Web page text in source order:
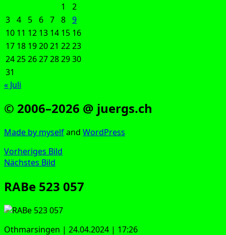
1
2
3 4 5 6 7 8 9
10 11 12 13 14 15 16
17 18 192021 2223
24252627282930
31
« Juli
© 2006–2026 @ juergs.ch
Made by mys­elfand Word­Press
Vorheriges Bild
Nächstes Bild
RABe 523 057
Oth­mar­sin­gen | 24.04.2024 | 17:26